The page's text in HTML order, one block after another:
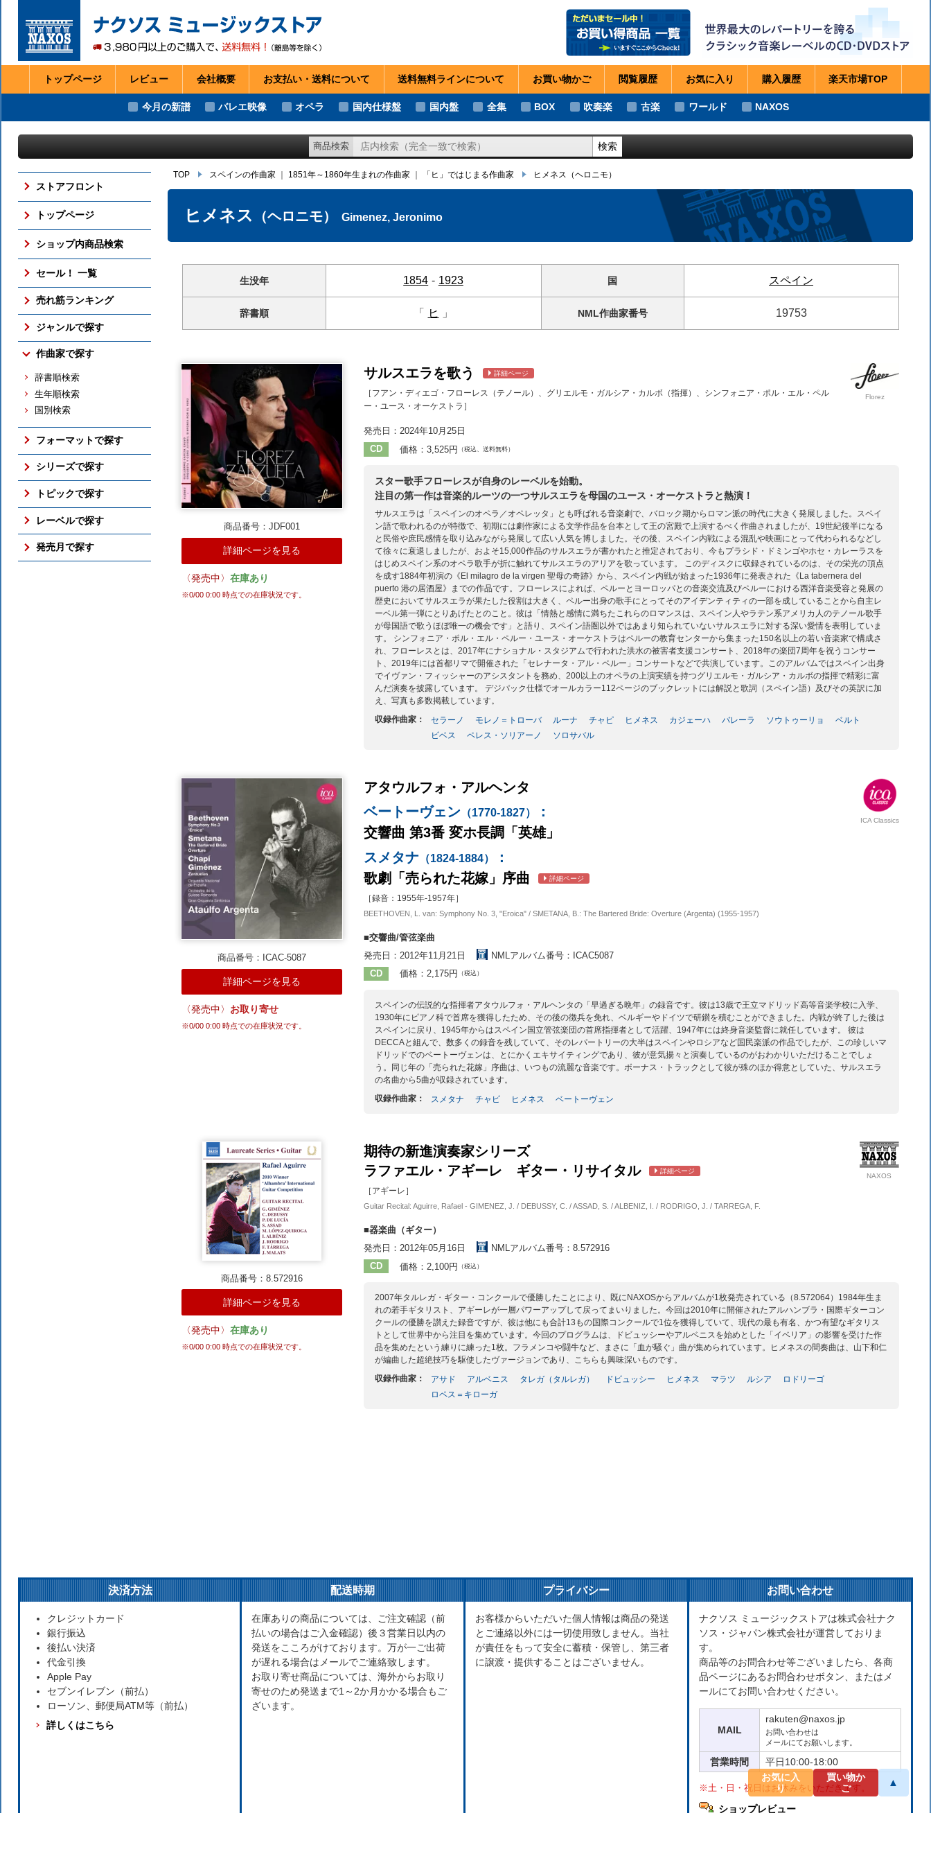
トップページ レビュー 会社概要 お支払い・送料について 送料無料ラインについて お買い物かご 閲覧履歴 お気に 入り 購入履歴 楽天市場TOP
今月の新譜 バレエ映像 オペラ 国内仕様盤 国内盤 全集 BOX 吹奏楽 古楽 ワールド NAXOS
商品検索 検索
ストアフロント
トップページ
ショップ内商品検索
セール！ 一覧
売れ筋ランキング
売れ筋の新譜
売れ筋のCD
売れ筋の映像メディア
売れ筋の交響曲
売れ筋のバレエ（映像）
売れ筋のピアノ
総合（上位300件）
予約ランキング
すべての売れ筋ランキング
ジャンルで探す
交響曲
協奏曲
室内楽曲
ピアノ曲
オペラ
吹奏楽
すべてのジャンル
作曲家で探す
辞書順検索
生年順検索
国別検索
フォーマットで探す
ボックス・セット
SACD
DVD / Blu-ray
フォーマットのTOP
シリーズで探す
アメリカン・クラシックス
ナクソス・ヒストリカル
期待の新進演奏家
シリーズのTOP
トピックで探す
さまざまな全集
国内仕様輸入盤
国内レーベル盤
レーベルで探す
NAXOS
ORFEO
発売月で探す
TOP スペインの作曲家 ｜ 1851年～1860年生まれの作曲家 ｜ 「ヒ」ではじまる作曲家 ヒメネス （ヘロニモ）
ヒメネス （ヘロニモ） Gimenez, Jeronimo
生没年 1854 - 1923 国 スペイン
辞書順 「 ヒ 」 NML作曲家番号 19753
Florez
商品番号：JDF001
詳細ページを見る
〈発売中〉在庫あり
※0/00 0:00 時点での在庫状況です。
サルスエラを歌う 詳細ページ
［フアン・ディエゴ・フローレス（テノール）、グリエルモ・ガルシア・カルボ（指揮）、シンフォニア・ポル・エル・ペル
ー・ユース・オーケストラ］
発売日：2024年10月25日
CD
価格：3,525円 （税込、送料無料）
スター歌手フローレスが自身のレーベルを始動。
注目の第一作は音楽的ルーツの一つサルスエラを母国のユース・オーケストラと熱演！
サルスエラは「スペインのオペラ／オペレッタ」とも呼ばれる音楽劇で、バロック期からロマン派の時代に大きく発展しました。スペイ
ン語で歌われるのが特徴で、初期には劇作家による文学作品を台本として王の宮殿で上演するべく作曲されましたが、19世紀後半になる
と民俗や庶民感情を取り込みながら発展して広い人気を博しました。その後、スペイン内戦による混乱や映画にとって代わられるなどし
て徐々に衰退しましたが、およそ15,000作品のサルスエラが書かれたと推定されており、今もプラシド・ドミンゴやホセ・カレーラスを
はじめスペイン系のオペラ歌手が折に触れてサルスエラのアリアを歌っています。 このディスクに収録されているのは、その栄光の頂点
を成す1884年初演の《El milagro de la virgen 聖母の奇跡》から、スペイン内戦が始まった1936年に発表された《La tabernera del
puerto 港の居酒屋》までの作品です。フローレスによれば、ペルーとヨーロッパとの音楽交流及びペルーにおける西洋音楽受容と発展の
歴史においてサルスエラが果たした役割は大きく、ペルー出身の歌手にとってそのアイデンティティの一部を成していることから自主レ
ーベル第一弾にとりあげたとのこと。彼は「情熱と感情に満ちたこれらのロマンスは、スペイン人やラテン系アメリカ人のテノール歌手
が母国語で歌うほぼ唯一の機会です」と語り、スペイン語圏以外ではあまり知られていないサルスエラに対する深い愛情を表明していま
す。 シンフォニア・ポル・エル・ペルー・ユース・オーケストラはペルーの教育センターから集まった150名以上の若い音楽家で構成さ
れ、フローレスとは、2017年にナショナル・スタジアムで行われた洪水の被害者支援コンサート、2018年の楽団7周年を祝うコンサー
ト、2019年には首都リマで開催された「セレナータ・アル・ペルー」コンサートなどで共演しています。このアルバムではスペイン出身
でイヴァン・フィッシャーのアシスタントを務め、200以上のオペラの上演実績を持つグリエルモ・ガルシア・カルボの指揮で精彩に富
んだ演奏を披露しています。 デジパック仕様でオールカラー112ページのブックレットには解説と歌詞（スペイン語）及びその英訳に加
え、写真も多数掲載しています。
収録作曲家：
セラーノ モレノ＝トローバ ルーナ チャピ ヒメネス カジェーハ バレーラ ソウトゥーリョ
ベルト
ビベス
ペレス・ソリアーノ ソロサバル
ICA Classics
商品番号：ICAC-5087
詳細ページを見る
〈発売中〉 お取り寄せ
※0/00 0:00 時点での在庫状況です。
アタウルフォ・アルヘンタ
ベートーヴェン （1770-1827）
：
交響曲 第3番 変ホ長調「英雄」
スメタナ （1824-1884）
：
歌劇「売られた花嫁」序曲
詳細ページ
［録音：1955年-1957年］
BEETHOVEN, L. van: Symphony No. 3, "Eroica" / SMETANA, B.: The Bartered Bride: Overture (Argenta) (1955-1957)
■交響曲/管弦楽曲
発売日：2012年11月21日
NMLアルバム番号：ICAC5087
CD
価格：2,175円 （税込）
スペインの伝説的な指揮者アタウルフォ・アルヘンタの「早過ぎる晩年」の録音です。彼は13歳で王立マドリッド高等音楽学校に入学、
1930年にピアノ科で首席を獲得したため、その後の徴兵を免れ、ベルギーやドイツで研鑚を積むことができました。内戦が終了した後は
スペインに戻り、1945年からはスペイン国立管弦楽団の首席指揮者として活躍、1947年には終身音楽監督に就任しています。 彼は
DECCAと組んで、数多くの録音を残していて、そのレパートリーの大半はスペインやロシアなど国民楽派の作品でしたが、この珍しいマ
ドリッドでのベートーヴェンは、とにかくエキサイティングであり、彼が意気揚々と演奏しているのがおわかりいただけることでしょ
う。同じ年の「売られた花嫁」序曲は、いつもの流麗な音楽です。ボーナス・トラックとして彼が殊のほか得意としていた、サルスエラ
の名曲から5曲が収録されています。
収録作曲家：
スメタナ チャピ ヒメネス ベートーヴェン
NAXOS
商品番号：8.572916
詳細ページを見る
〈発売中〉在庫あり
※0/00 0:00 時点での在庫状況です。
期待の新進演奏家シリーズ
ラファエル・アギーレ ギター・リサイタル
詳細ページ
［アギーレ］
Guitar Recital: Aguirre, Rafael - GIMENEZ, J. / DEBUSSY, C. / ASSAD, S. / ALBENIZ, I. / RODRIGO, J. / TARREGA, F.
■器楽曲（ギター）
発売日：2012年05月16日
NMLアルバム番号：8.572916
CD
価格：2,100円 （税込）
2007年タルレガ・ギター・コンクールで優勝したことにより、既にNAXOSからアルバムが1枚発売されている（8.572064）1984年生ま
れの若手ギタリスト、アギーレが一層パワーアップして戻ってまいりました。今回は2010年に開催されたアルハンブラ・国際ギターコン
クールの優勝を讃えた録音ですが、彼は他にも合計13もの国際コンクールで1位を獲得していて、現代の最も有名、かつ有望なギタリス
トとして世界中から注目を集めています。今回のプログラムは、ドビュッシーやアルベニスを始めとした「イベリア」の影響を受けた作
品を集めたという練りに練った1枚。フラメンコや闘牛など、まさに「血が騒ぐ」曲が集められています。ヒメネスの間奏曲は、山下和仁
が編曲した超絶技巧を駆使したヴァージョンであり、こちらも興味深いものです。
収録作曲家：
アサド アルベニス タレガ（タルレガ） ドビュッシー ヒメネス マラツ ルシア
ロドリーゴ
ロペス＝キローガ
決済方法
クレジットカード
銀行振込
後払い決済
代金引換
Apple Pay
セブンイレブン（前払）
ローソン、郵便局ATM等（前払）
詳しくはこちら
配送時期
在庫ありの商品については、ご注文確認（前
払いの場合はご入金確認）後３営業日以内の
発送をこころがけております。万が一ご出荷
が遅れる場合はメールでご連絡致します。
お取り寄せ商品については、海外からお取り
寄せのため発送まで1～2か月かかる場合もご
ざいます。
プライバシー
お客様からいただいた個人情報は商品の発送
とご連絡以外には一切使用致しません。当社
が責任をもって安全に蓄積・保管し、第三者
に譲渡・提供することはございません。
お問い合わせ
ナクソス ミュージックストアは株式会社ナク
ソス・ジャパン株式会社が運営しておりま
す。
商品等のお問合わせ等ございましたら、各商
品ページにあるお問合わせボタン、またはメ
ールにてお問い合わせください。
MAIL
rakuten@naxos.jp
お問い合わせは
メールにてお願いします。
営業時間 平日10:00-18:00
※土・日・祝日はお休みをいただきます。
ショップレビュー
お気に入
り
買い物か
ご
▲